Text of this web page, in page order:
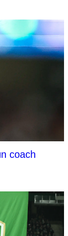
coach